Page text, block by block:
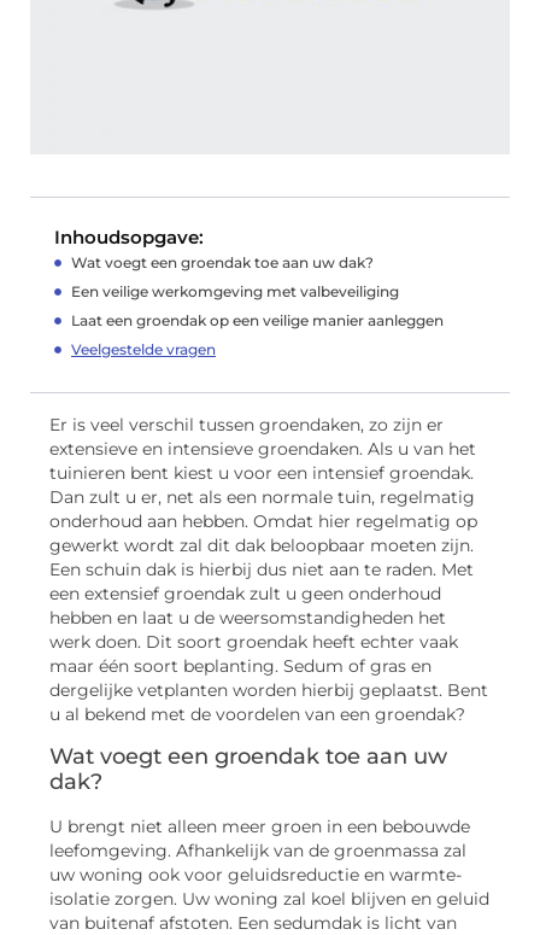
Inhoudsopgave:
Wat voegt een groendak toe aan uw dak?
Een veilige werkomgeving met valbeveiliging
Laat een groendak op een veilige manier aanleggen
Veelgestelde vragen
Er is veel verschil tussen groendaken, zo zijn er
extensieve en intensieve groendaken. Als u van het
tuinieren bent kiest u voor een intensief groendak.
Dan zult u er, net als een normale tuin, regelmatig
onderhoud aan hebben. Omdat hier regelmatig op
gewerkt wordt zal dit dak beloopbaar moeten zijn.
Een schuin dak is hierbij dus niet aan te raden. Met
een extensief groendak zult u geen onderhoud
hebben en laat u de weersomstandigheden het
werk doen. Dit soort groendak heeft echter vaak
maar één soort beplanting. Sedum of gras en
dergelijke vetplanten worden hierbij geplaatst. Bent
u al bekend met de voordelen van een groendak?
Wat voegt een groendak toe aan uw
dak?
U brengt niet alleen meer groen in een bebouwde
leefomgeving. Afhankelijk van de groenmassa zal
uw woning ook voor geluidsreductie en warmte-
isolatie zorgen. Uw woning zal koel blijven en geluid
van buitenaf afstoten. Een sedumdak is licht van